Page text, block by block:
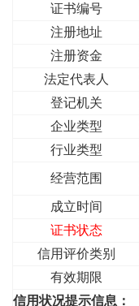
证书编号
注册地址
注册资金
法定代表人
登记机关
企业类型
行业类型
经营范围
成立时间
证书状态
信用评价类别
有效期限
信用状况提示信息：